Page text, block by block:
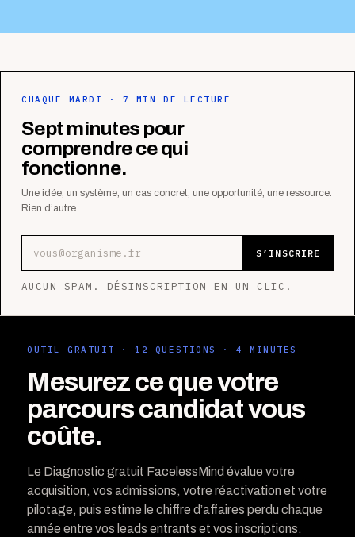
CHAQUE MARDI · 7 MIN DE LECTURE
Sept minutes pour
comprendre ce qui
fonctionne.
Une idée, un système, un cas concret, une opportunité, une ressource.
Rien d’autre.
S’INSCRIRE
AUCUN SPAM. DÉSINSCRIPTION EN UN CLIC.
OUTIL GRATUIT · 12 QUESTIONS · 4 MINUTES
Mesurez ce que votre
parcours candidat vous
coûte.
Le Diagnostic gratuit FacelessMind évalue votre
acquisition, vos admissions, votre réactivation et votre
pilotage, puis estime le chiffre d’affaires perdu chaque
année entre vos leads entrants et vos inscriptions.